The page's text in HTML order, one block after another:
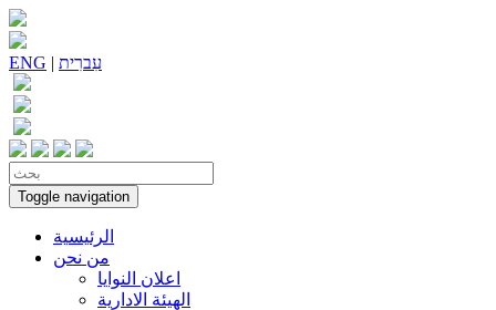
ENG | עִברִית
Toggle navigation
الرئيسية
من نحن
اعلان النوايا
الهيئة الادارية